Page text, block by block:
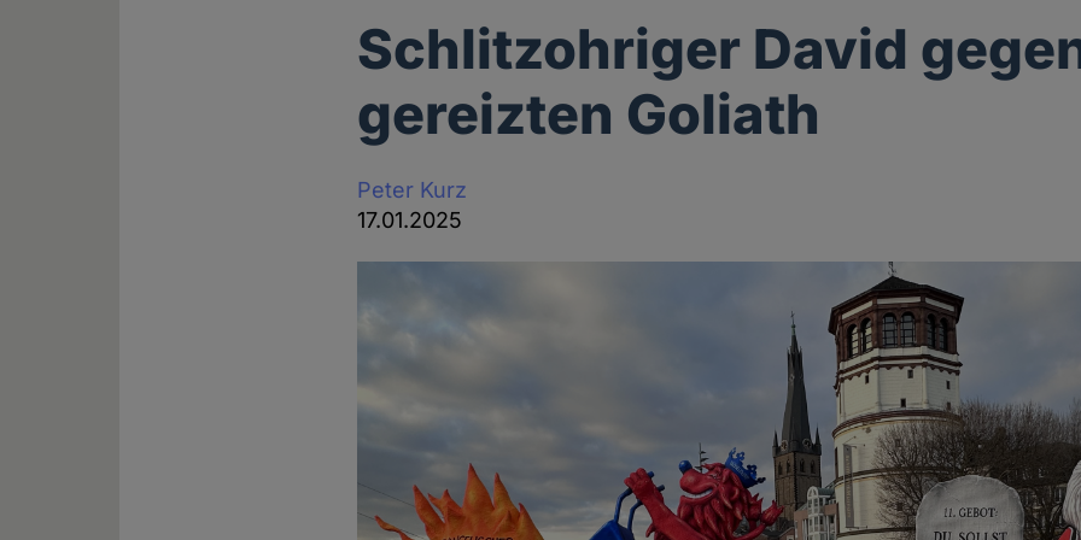
Schlitzohriger David
gereizten Goliath
Peter Kurz
17.01.2025